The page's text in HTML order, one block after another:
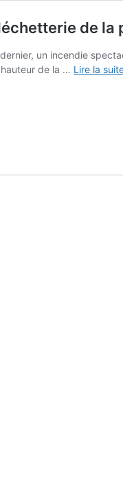
de
un incen­die
de la … Lire la